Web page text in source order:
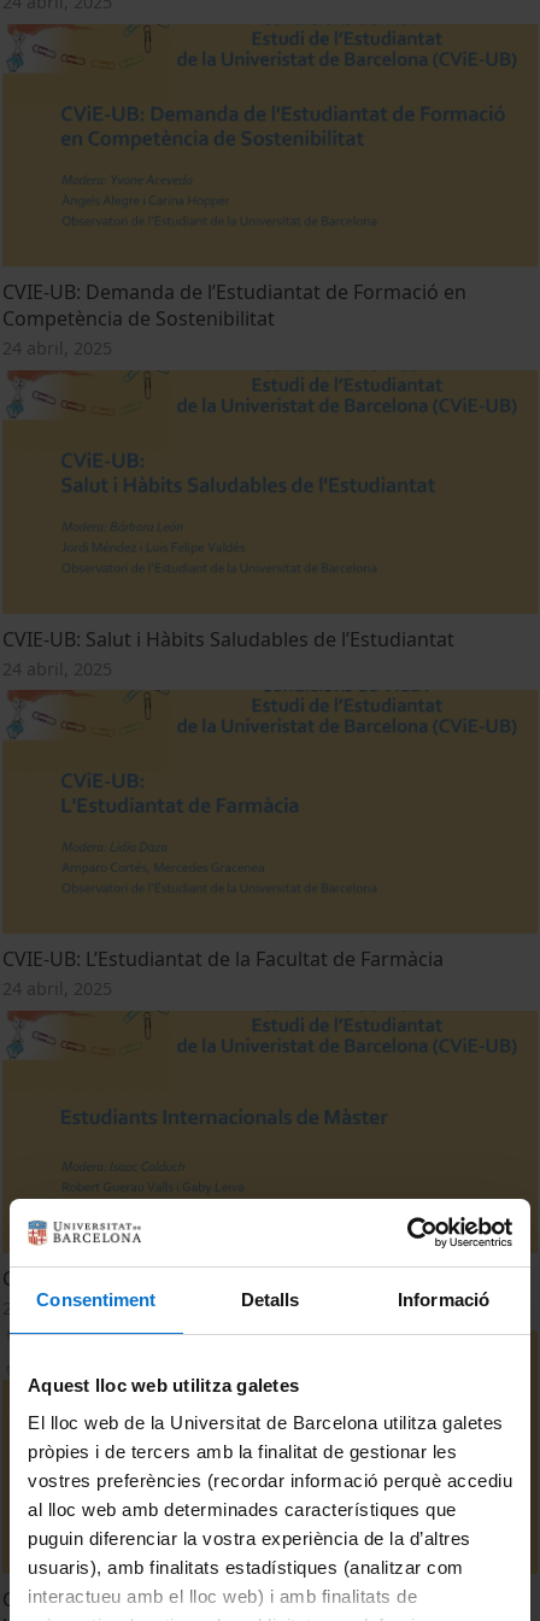
Consentiment Detalls Informació
Aquest lloc web utilitza galetes
El lloc web de la Universitat de Barcelona utilitza galetes
pròpies i de tercers amb la finalitat de gestionar les
vostres preferències (recordar informació perquè accediu
al lloc web amb determinades característiques que
puguin diferenciar la vostra experiència de la d’altres
usuaris), amb finalitats estadístiques (analitzar com
interactueu amb el lloc web) i amb finalitats de
CVIE-UB: Demanda de l’Estudiantat de Formació en
Competència de Sostenibilitat
24 abril, 2025
CVIE-UB: Salut i Hàbits Saludables de l’Estudiantat
24 abril, 2025
CVIE-UB: L’Estudiantat de la Facultat de Farmàcia
24 abril, 2025
CVIE-UB: Estudiants Internacionals de Màster
24 abril, 2025
CVIE-UB: Taula rodona: De la investigació a la intervenció i